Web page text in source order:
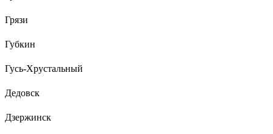
Грязи
Губкин
Гусь-Хрустальный
Дедовск
Дзержинск